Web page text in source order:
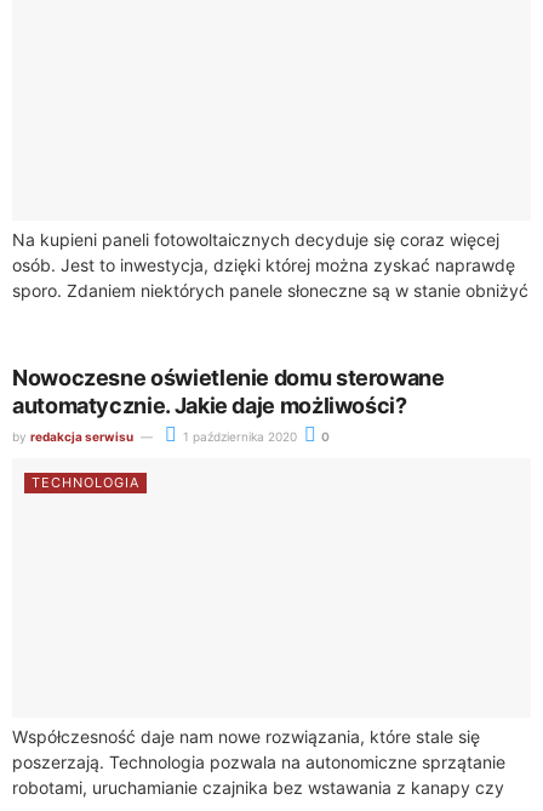
Na kupieni paneli fotowoltaicznych decyduje się coraz więcej
osób. Jest to inwestycja, dzięki której można zyskać naprawdę
sporo. Zdaniem niektórych panele słoneczne są w stanie obniżyć
Nowoczesne oświetlenie domu sterowane
automatycznie. Jakie daje możliwości?
by redakcja serwisu 1 października 2020 0
TECHNOLOGIA
Współczesność daje nam nowe rozwiązania, które stale się
poszerzają. Technologia pozwala na autonomiczne sprzątanie
robotami, uruchamianie czajnika bez wstawania z kanapy czy